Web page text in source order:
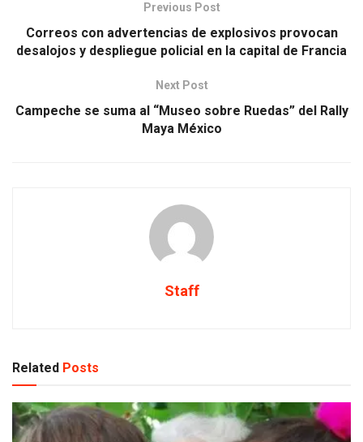
Previous Post
Correos con advertencias de explosivos provocan
desalojos y despliegue policial en la capital de Francia
Next Post
Campeche se suma al “Museo sobre Ruedas” del Rally
Maya México
Staff
Related Posts